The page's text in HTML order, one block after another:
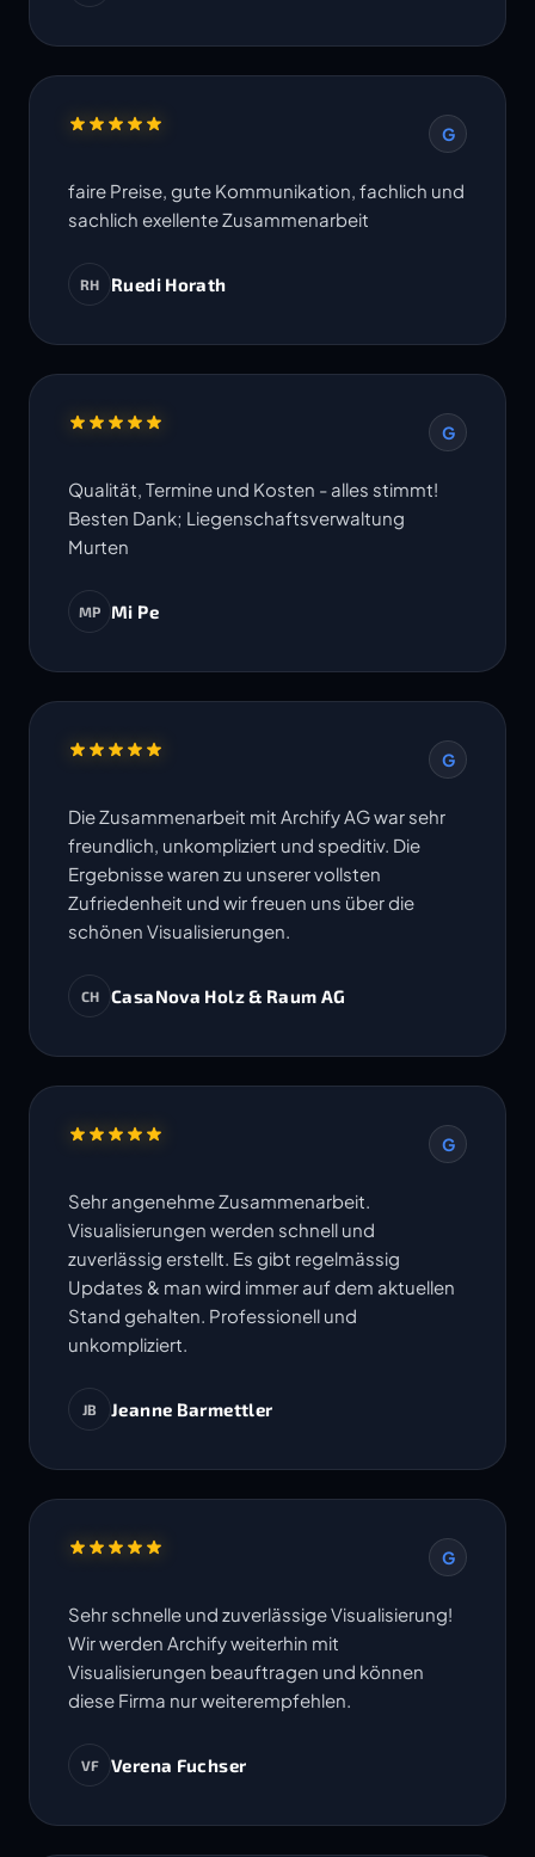
G
faire Preise, gute Kommunikation, fachlich und
sachlich exellente Zusammenarbeit
RH Ruedi Horath
G
Qualität, Termine und Kosten - alles stimmt!
Besten Dank; Liegenschaftsverwaltung
Murten
MP Mi Pe
G
Die Zusammenarbeit mit Archify AG war sehr
freundlich, unkompliziert und speditiv. Die
Ergebnisse waren zu unserer vollsten
Zufriedenheit und wir freuen uns über die
schönen Visualisierungen.
CH CasaNova Holz & Raum AG
G
Sehr angenehme Zusammenarbeit.
Visualisierungen werden schnell und
zuverlässig erstellt. Es gibt regelmässig
Updates & man wird immer auf dem aktuellen
Stand gehalten. Professionell und
unkompliziert.
JB Jeanne Barmettler
G
Sehr schnelle und zuverlässige Visualisierung!
Wir werden Archify weiterhin mit
Visualisierungen beauftragen und können
diese Firma nur weiterempfehlen.
VF Verena Fuchser